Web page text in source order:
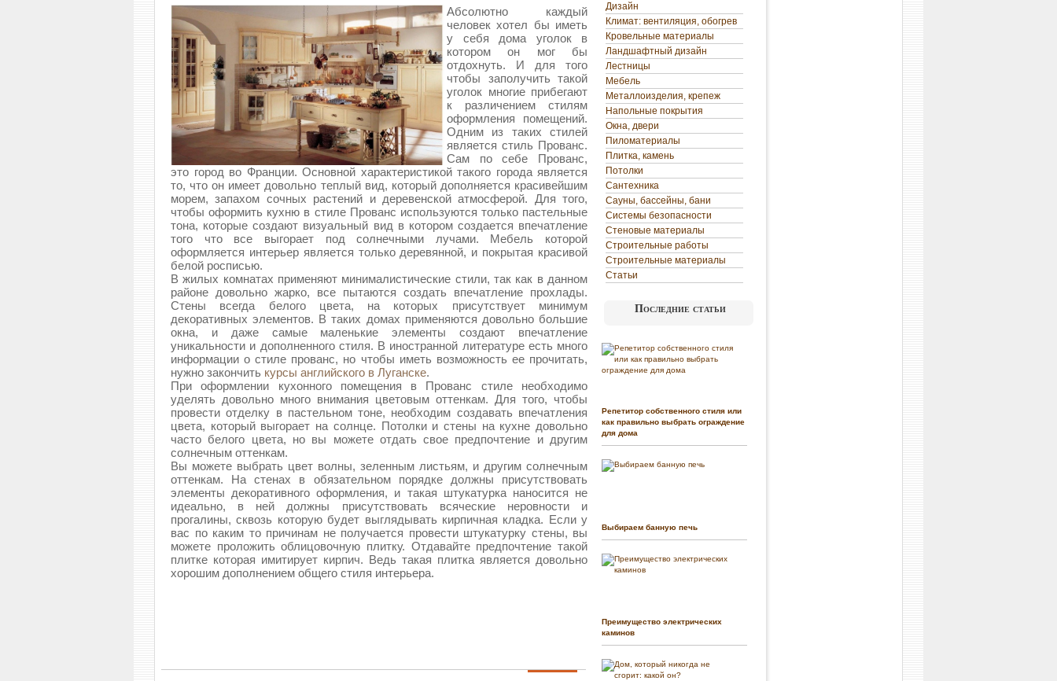
Абсолютно каждый
человек хотел бы иметь
у себя дома уголок в
котором он мог бы
отдохнуть. И для того
чтобы заполучить такой
уголок многие прибегают
к различением стилям
оформления помещений.
Одним из таких стилей
является стиль Прованс.
Сам по себе Прованс,
это город во Франции. Основной характеристикой такого города является
то, что он имеет довольно теплый вид, который дополняется красивейшим
морем, запахом сочных растений и деревенской атмосферой. Для того,
чтобы оформить кухню в стиле Прованс используются только пастельные
тона, которые создают визуальный вид в котором создается впечатление
того что все выгорает под солнечными лучами. Мебель которой
оформляется интерьер является только деревянной, и покрытая красивой
белой росписью.
В жилых комнатах применяют минималистические стили, так как в данном
районе довольно жарко, все пытаются создать впечатление прохлады.
Стены всегда белого цвета, на которых присутствует минимум
декоративных элементов. В таких домах применяются довольно большие
окна, и даже самые маленькие элементы создают впечатление
уникальности и дополненного стиля. В иностранной литературе есть много
информации о стиле прованс, но чтобы иметь возможность ее прочитать,
нужно закончить курсы английского в Луганске.
При оформлении кухонного помещения в Прованс стиле необходимо
уделять довольно много внимания цветовым оттенкам. Для того, чтобы
провести отделку в пастельном тоне, необходим создавать впечатления
цвета, который выгорает на солнце. Потолки и стены на кухне довольно
часто белого цвета, но вы можете отдать свое предпочтение и другим
солнечным оттенкам.
Вы можете выбрать цвет волны, зеленным листьям, и другим солнечным
оттенкам. На стенах в обязательном порядке должны присутствовать
элементы декоративного оформления, и такая штукатурка наносится не
идеально, в ней должны присутствовать всяческие неровности и
прогалины, сквозь которую будет выглядывать кирпичная кладка. Если у
вас по каким то причинам не получается провести штукатурку стены, вы
можете проложить облицовочную плитку. Отдавайте предпочтение такой
плитке которая имитирует кирпич. Ведь такая плитка является довольно
хорошим дополнением общего стиля интерьера.
Дизайн
Климат: вентиляция, обогрев
Кровельные материалы
Ландшафтный дизайн
Лестницы
Мебель
Металлоизделия, крепеж
Напольные покрытия
Окна, двери
Пиломатериалы
Плитка, камень
Потолки
Сантехника
Сауны, бассейны, бани
Системы безопасности
Стеновые материалы
Строительные работы
Строительные материалы
Статьи
Последние статьи
Репетитор собственного стиля или
как правильно выбрать ограждение
для дома
Выбираем банную печь
Преимущество электрических
каминов